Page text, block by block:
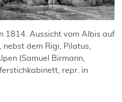
1814. Aussicht vom Albis auf
dem Rigi, Pilatus,
(Samuel Birmann,
repr. in